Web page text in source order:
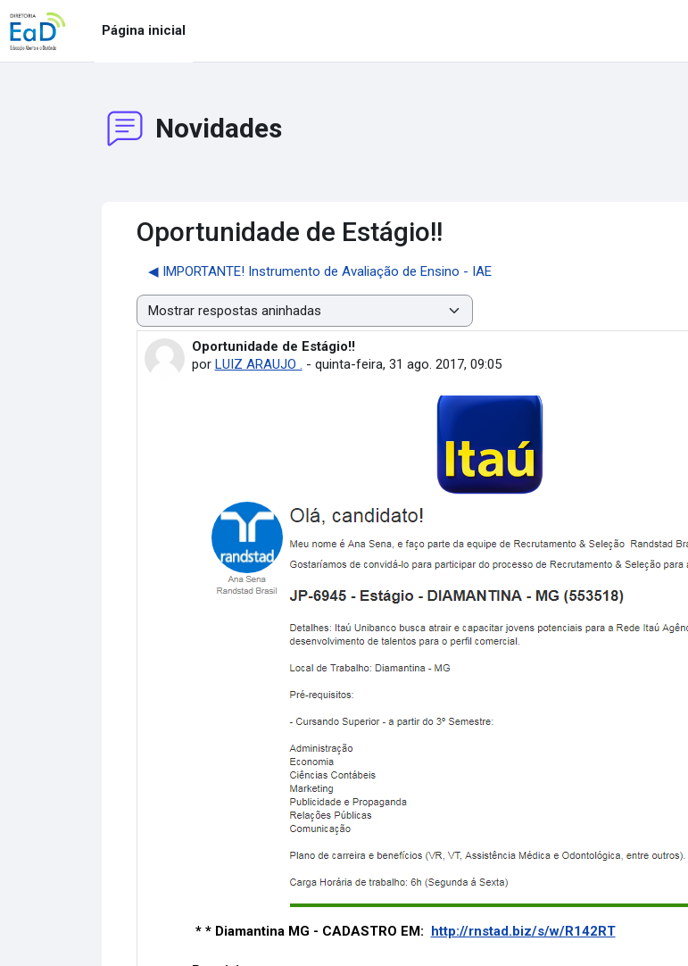
Ir para o conteúdo principal
Página inicial
Novidades
Oportunidade de Estágio!!
◀︎ IMPORTANTE! Instrumento de Avaliação de Ensino - IAE
Modo de visualização
Oportunidade de Estágio!!
por LUIZ ARAUJO . - quinta-feira, 31 ago. 2017, 09:05
Número de respostas: 0
* * Diamantina MG - CADASTRO EM: http://rnstad.biz/s/w/R142RT